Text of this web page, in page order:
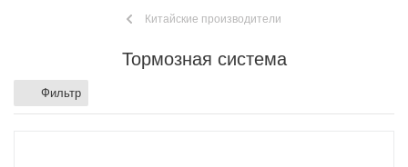
Китайские производители
Тормозная система
Фильтр